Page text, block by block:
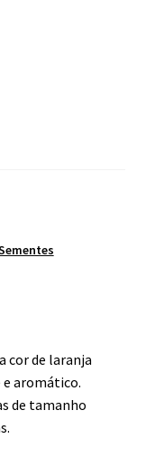
cor de laranja
e aromático.
de tamanho